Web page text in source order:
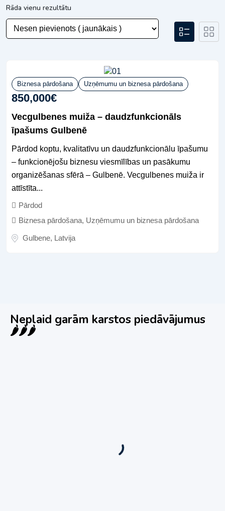
Rāda vienu rezultātu
Biznesa pārdošana Uzņēmumu un biznesa pārdošana
850,000€
Vecgulbenes muiža – daudzfunkcionāls
īpašums Gulbenē
Pārdod koptu, kvalitatīvu un daudzfunkcionālu īpašumu
– funkcionējošu biznesu viesmīlības un pasākumu
organizēšanas sfērā – Gulbenē. Vecgulbenes muiža ir
attīstīta...
Pārdod
Biznesa pārdošana, Uzņēmumu un biznesa pārdošana
Gulbene, Latvija
Neplaid garām karstos piedāvājumus
🌶️🌶️🌶️